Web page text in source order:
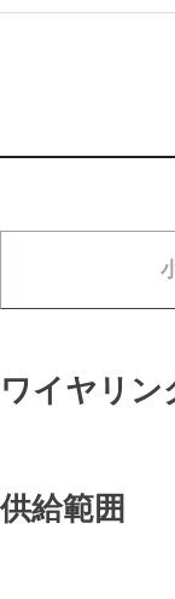
ワイヤリ
供給範囲